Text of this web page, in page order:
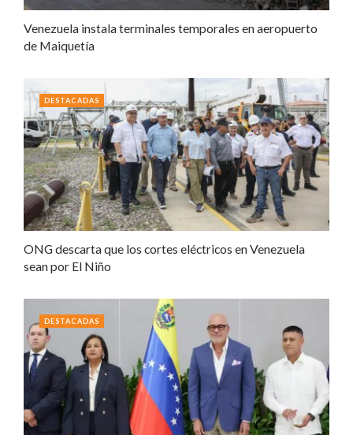
Venezuela instala terminales temporales en aeropuerto
de Maiquetía
ONG descarta que los cortes eléctricos en Venezuela
sean por El Niño
DESTACADAS
DESTACADAS